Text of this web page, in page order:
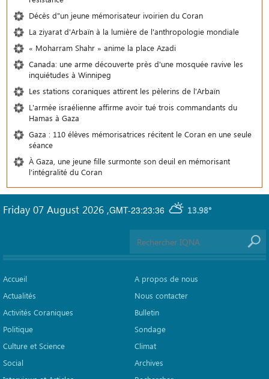
Décès d"un jeune mémorisateur ivoirien du Coran
La ziyarat d'Arbaïn à la lumière de l'anthropologie mondiale
« Moharram Shahr » anime la place Azadi
Canada: une arme découverte près d'une mosquée ravive les
inquiétudes à Winnipeg
Les stations coraniques attirent les pèlerins de l'Arbaïn
L'armée israélienne affirme avoir tué trois commandants du
Hamas à Gaza
Gaza : 110 élèves mémorisatrices récitent le Coran en une seule
séance
À Gaza, une jeune fille surmonte son deuil en mémorisant
l’intégralité du Coran
GMT-23:23:36 13.98°
Friday 07 August 2026 ,
Accueil
Actualités
Activités Coraniques
Politique
Culture et Science
Social
A propos de nous
Nous contacter
Bulletin
Sondage
Climat
Archives